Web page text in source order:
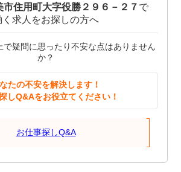
市住用町大字役勝２９６－２７ で
く求人をお探しの方へ
で疑問に思ったり不安な点はありません
か？
たの不安を解決します！
しQ&Aをお役立てください！
お仕事探しQ&A